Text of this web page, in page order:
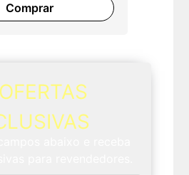
Comprar
OFERTAS